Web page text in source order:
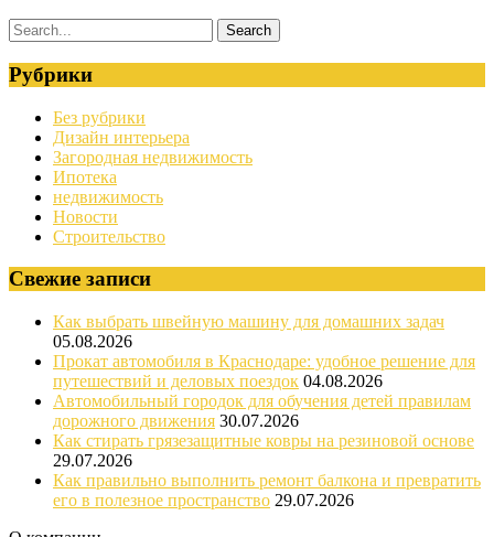
Рубрики
Без рубрики
Дизайн интерьера
Загородная недвижимость
Ипотека
недвижимость
Новости
Строительство
Свежие записи
Как выбрать швейную машину для домашних задач
05.08.2026
Прокат автомобиля в Краснодаре: удобное решение для
путешествий и деловых поездок 04.08.2026
Автомобильный городок для обучения детей правилам
дорожного движения 30.07.2026
Как стирать грязезащитные ковры на резиновой основе
29.07.2026
Как правильно выполнить ремонт балкона и превратить
его в полезное пространство 29.07.2026